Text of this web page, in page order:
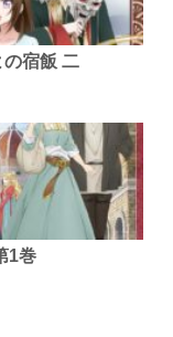
宿飯 二
1巻